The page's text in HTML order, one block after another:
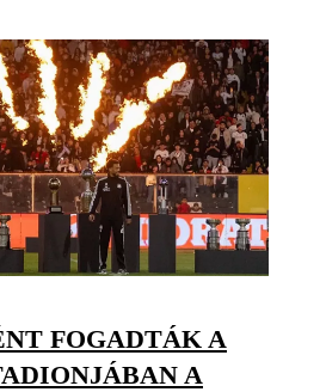
FOGADTÁK A
A